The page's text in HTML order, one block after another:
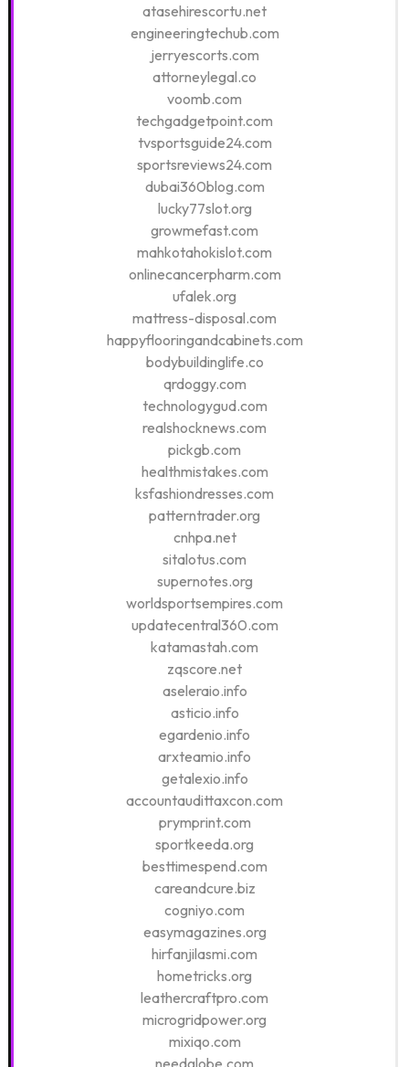
atasehirescortu.net
engineeringtechub.com
jerryescorts.com
attorneylegal.co
voomb.com
techgadgetpoint.com
tvsportsguide24.com
sportsreviews24.com
dubai360blog.com
lucky77slot.org
growmefast.com
mahkotahokislot.com
onlinecancerpharm.com
ufalek.org
mattress-disposal.com
happyflooringandcabinets.com
bodybuildinglife.co
qrdoggy.com
technologygud.com
realshocknews.com
pickgb.com
healthmistakes.com
ksfashiondresses.com
patterntrader.org
cnhpa.net
sitalotus.com
supernotes.org
worldsportsempires.com
updatecentral360.com
katamastah.com
zqscore.net
aseleraio.info
asticio.info
egardenio.info
arxteamio.info
getalexio.info
accountaudittaxcon.com
prymprint.com
sportkeeda.org
besttimespend.com
careandcure.biz
cogniyo.com
easymagazines.org
hirfanjilasmi.com
hometricks.org
leathercraftpro.com
microgridpower.org
mixiqo.com
needglobe.com